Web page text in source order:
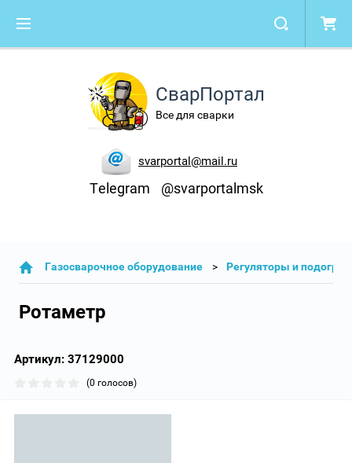
СварПортал
Все для сварки
svarportal@mail.ru
Telegram @svarportalmsk
Газосварочное оборудование Регуляторы и
Ротаметр
Артикул: 37129000
(0 голосов)